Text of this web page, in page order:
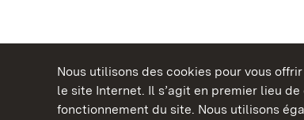
Nous utilisons des cookies pour vous
le site Internet. Il s’agit en premier lieu
fonctionnement du site. Nous utilisons